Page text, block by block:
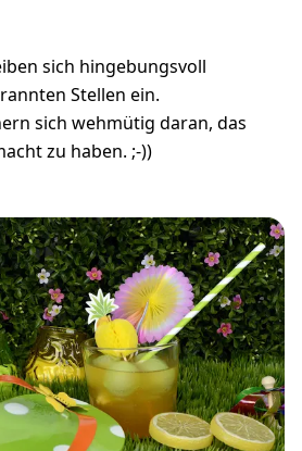
sich hingebungsvoll
Stellen ein.
sich wehmütig daran, das
zu haben. ;-))